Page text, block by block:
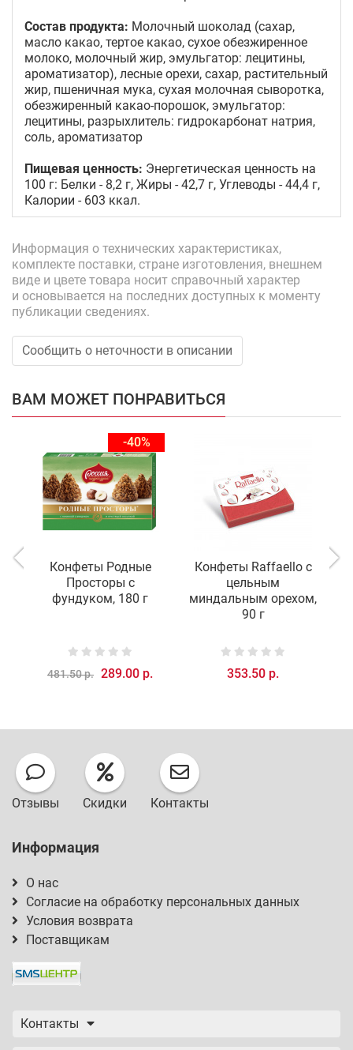
Состав продукта: Молочный шоколад (сахар,
масло какао, тертое какао, сухое обезжиренное
молоко, молочный жир, эмульгатор: лецитины,
ароматизатор), лесные орехи, сахар, растительный
жир, пшеничная мука, сухая молочная сыворотка,
обезжиренный какао-порошок, эмульгатор:
лецитины, разрыхлитель: гидрокарбонат натрия,
соль, ароматизатор
Пищевая ценность: Энергетическая ценность на
100 г: Белки - 8,2 г, Жиры - 42,7 г, Углеводы - 44,4 г,
Калории - 603 ккал.
Информация о технических характеристиках,
комплекте поставки, стране изготовления, внешнем
виде и цвете товара носит справочный характер
и основывается на последних доступных к моменту
публикации сведениях.
Сообщить о неточности в описании
ВАМ МОЖЕТ ПОНРАВИТЬСЯ
-40%
Конфеты Родные
Просторы с
фундуком, 180 г
481.50 р. 289.00 р.
Конфеты Raffaello с
цельным
миндальным орехом,
90 г
353.50 р.
Отзывы Скидки Контакты
Информация
О нас
Согласие на обработку персональных данных
Условия возврата
Поставщикам
Контакты